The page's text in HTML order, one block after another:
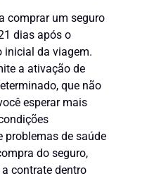
comprar um seguro
dias após o
inicial da viagem.
a ativação de
que não
esperar mais
problemas de saúde
do seguro,
contrate dentro